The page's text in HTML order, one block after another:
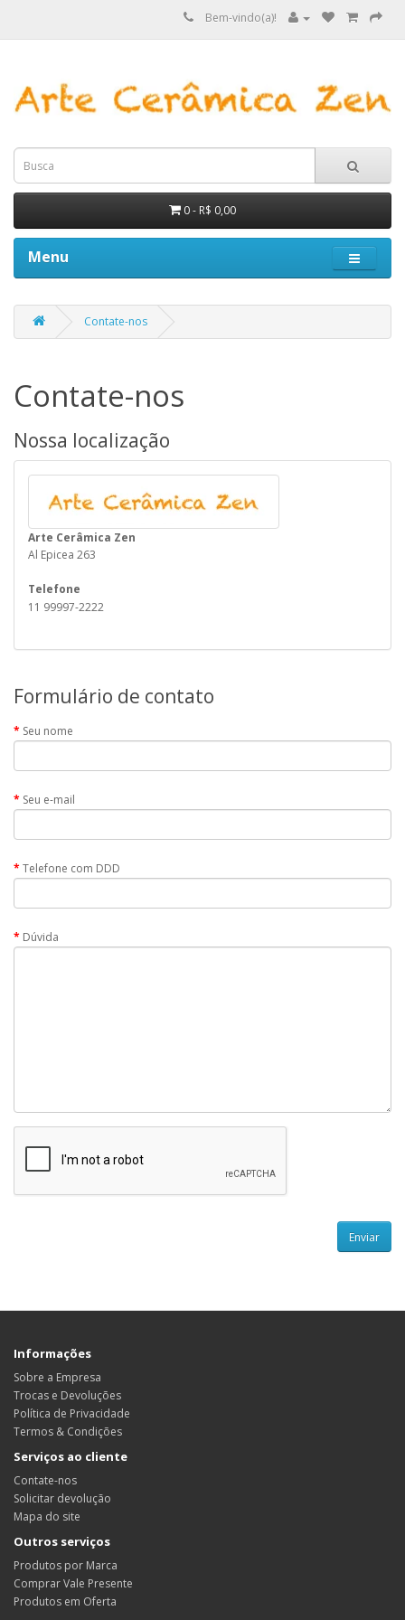
Bem-vindo(a)!
0 - R$ 0,00
Menu
Contate-nos
Contate-nos
Nossa localização
Arte Cerâmica Zen
Al Epicea 263
Telefone
11 99997-2222
Formulário de contato
Seu nome
Seu e-mail
Telefone com DDD
Dúvida
Informações
Sobre a Empresa
Trocas e Devoluções
Política de Privacidade
Termos & Condições
Serviços ao cliente
Contate-nos
Solicitar devolução
Mapa do site
Outros serviços
Produtos por Marca
Comprar Vale Presente
Produtos em Oferta